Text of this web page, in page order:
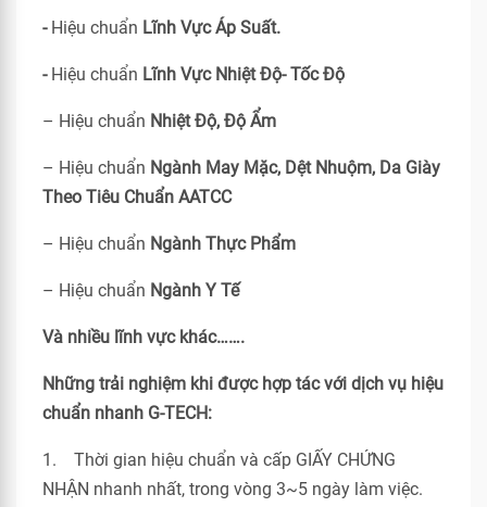
- Hiệu chuẩn Lĩnh Vực Áp Suất.
-Hiệu chuẩn Lĩnh Vực Nhiệt Độ- Tốc Độ
– Hiệu chuẩn Nhiệt Độ, Độ Ẩm
– Hiệu chuẩn Ngành May Mặc, Dệt Nhuộm, Da Giày
Theo Tiêu Chuẩn AATCC
– Hiệu chuẩn Ngành Thực Phẩm
– Hiệu chuẩn Ngành Y Tế
Và nhiều lĩnh vực khác…….
Những trải nghiệm khi được hợp tác với dịch vụ hiệu
chuẩn nhanh G-TECH:
1. Thời gian hiệu chuẩn và cấp GIẤY CHỨNG
NHẬN nhanh nhất, trong vòng 3~5 ngày làm việc.